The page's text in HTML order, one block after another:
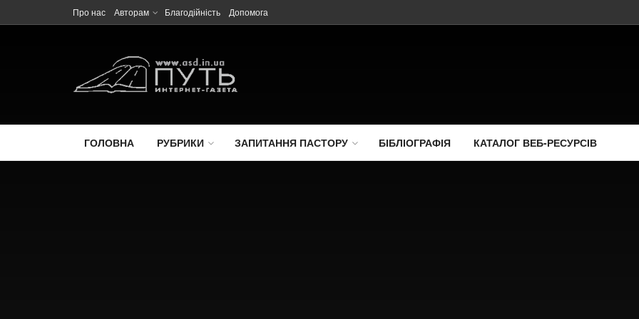
Про нас Авторам Благодійність Допомога
ГОЛОВНА РУБРИКИ ЗАПИТАННЯ ПАСТОРУ БІБЛІОГРАФІЯ КАТАЛОГ ВЕБ-РЕСУРСІВ